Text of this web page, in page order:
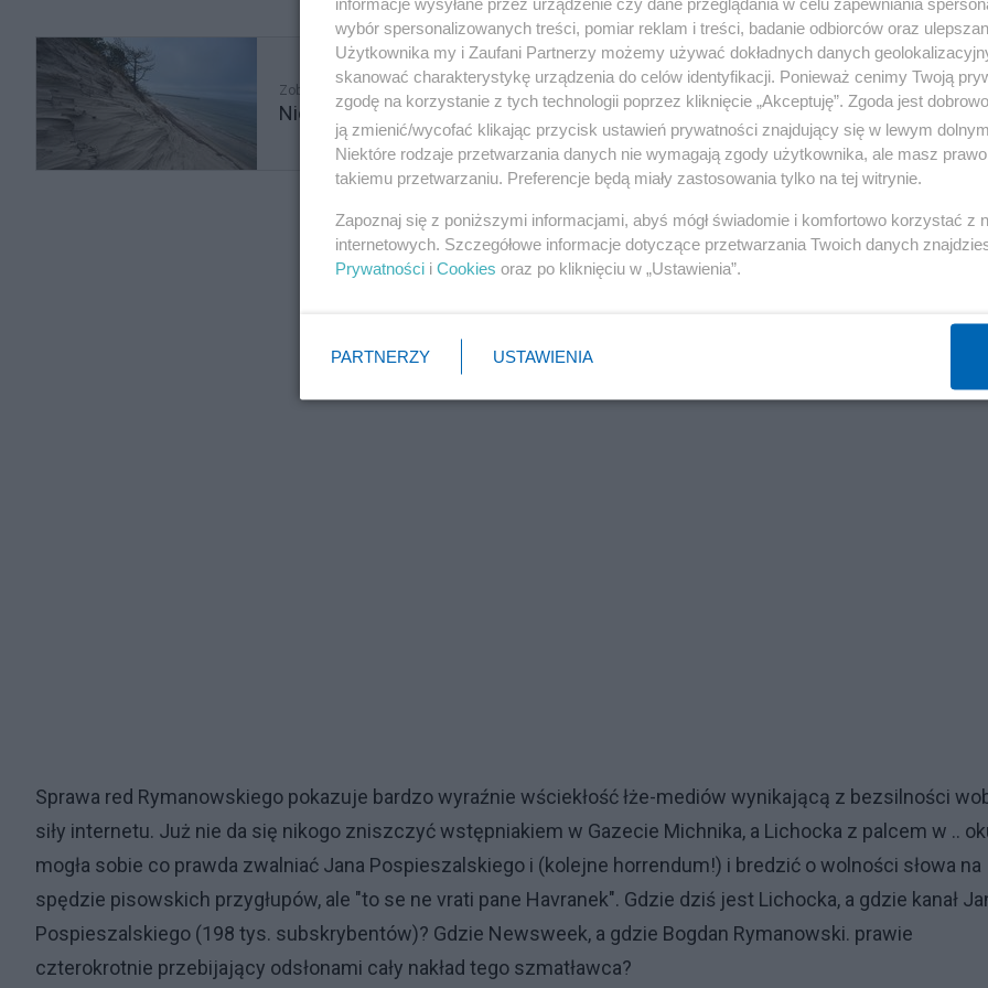
Zobacz także
Niezwykłe zjawisko w Mielnie. Turyści nie dowierzali w to, co widzą
Sprawa red Rymanowskiego pokazuje bardzo wyraźnie wściekłość łże-mediów wynikającą z bezsilności
siły internetu. Już nie da się nikogo zniszczyć wstępniakiem w Gazecie Michnika, a Lichocka z palcem w ..
mogła sobie co prawda zwalniać Jana Pospieszalskiego i (kolejne horrendum!) i bredzić o wolności słowa na
spędzie pisowskich przygłupów, ale "to se ne vrati pane Havranek". Gdzie dziś jest Lichocka, a gdzie kanał
Pospieszalskiego (198 tys. subskrybentów)? Gdzie Newsweek, a gdzie Bogdan Rymanowski. prawie
czterokrotnie przebijający odsłonami cały nakład tego szmatławca?
wybór spersonalizowanych treści, pomiar reklam i treści, badanie odbiorców oraz
Użytkownika my i Zaufani Partnerzy możemy używać dokładnych danych
skanować charakterystykę urządzenia do celów identyfikacji. Ponieważ cenimy Twoją
zgodę na korzystanie z tych technologii poprzez kliknięcie „Akceptuję”. Zgoda jest
ją zmienić/wycofać klikając przycisk ustawień prywatności znajdujący się w lewym
Niektóre rodzaje przetwarzania danych nie wymagają zgody użytkownika, ale masz
takiemu przetwarzaniu. Preferencje będą miały zastosowania tylko na tej witrynie.
Zapoznaj się z poniższymi informacjami, abyś mógł świadomie i komfortowo korzystać z
internetowych. Szczegółowe informacje dotyczące przetwarzania Twoich danych
Prywatności i Cookies oraz po kliknięciu w „Ustawienia”.
PARTNERZY USTAWIENIA